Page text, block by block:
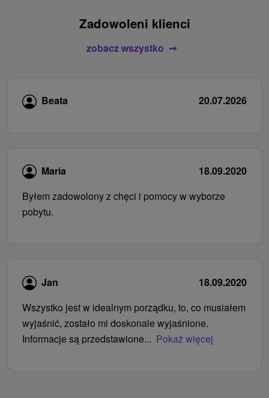
Zadowoleni klienci
zobacz wszystko
Beata 20.07.2026
Maria
18.09.2020
Byłem zadowolony z chęci i pomocy w wyborze
pobytu.
Jan
18.09.2020
Wszystko jest w idealnym porządku, to, co musiałem
wyjaśnić, zostało mi doskonale wyjaśnione.
Informacje są przedstawione... Pokaż więcej